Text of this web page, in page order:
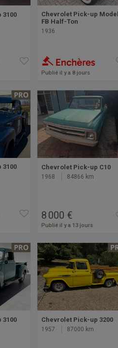
3100
Chevrolet Pick-up Model
FB Half-Ton
1936
Publié il y a 8 jours
3100
Chevrolet Pick-up C10
1968 84866 km
8 000 €
Publié il y a 13 jours
3100 Chevrolet Pick-up 3200
1957 87000 km